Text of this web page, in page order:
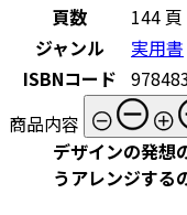
頁数
144 頁
ジャンル
実用書
ISBNコード
商品内容
デザインの発想
うアレンジする